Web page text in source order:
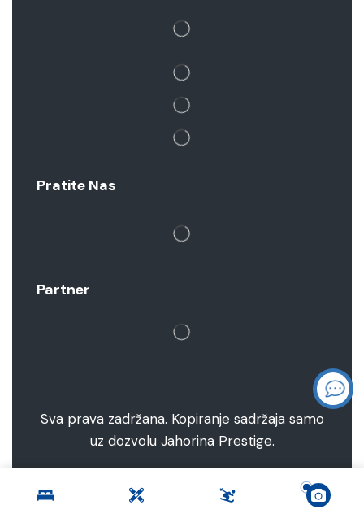
Pratite Nas
Partner
Sva prava zadržana. Kopiranje sadržaja samo
uz dozvolu Jahorina Prestige.